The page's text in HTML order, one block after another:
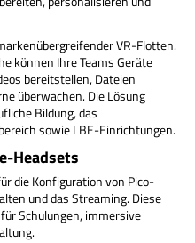
VR-Flotten.
können Ihre Teams Geräte
bereitstellen, Dateien
überwachen. Die Lösung
Bildung, das
sowie LBE-Einrichtungen.
Headsets
die Konfiguration von Pico-
und das Streaming. Diese
Schulungen, immersive